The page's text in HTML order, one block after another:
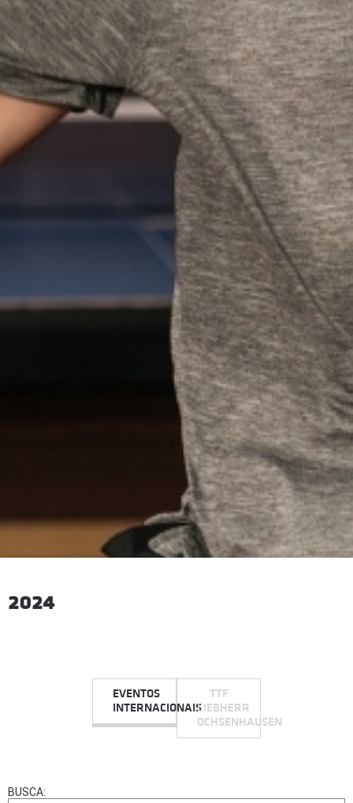
2024
EVENTOS
INTERNACIONAIS
TTF
LIEBHERR
OCHSENHAUSEN
BUSCA: